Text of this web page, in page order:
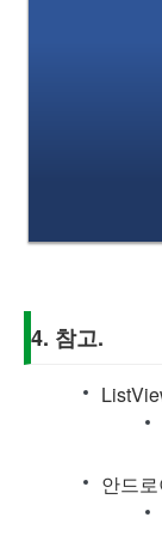
4. 참고.
안드